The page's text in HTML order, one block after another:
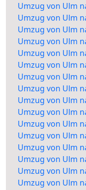
Umzug von Ulm
Umzug von Ulm
Umzug von Ulm
Umzug von Ulm
Umzug von Ulm
Umzug von Ulm
Umzug von Ulm
Umzug von Ulm
Umzug von Ulm
Umzug von Ulm
Umzug von Ulm
Umzug von Ulm
Umzug von Ulm
Umzug von Ulm
Umzug von Ulm
Umzug von Ulm